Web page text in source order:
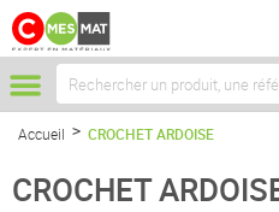
Accueil CROCHET ARDOISE
CROCHET